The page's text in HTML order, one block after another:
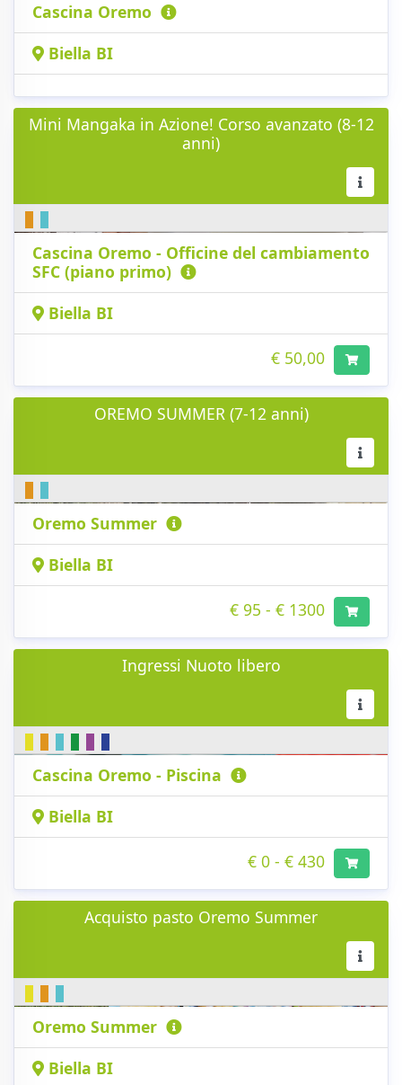
Cascina Oremo
Biella BI
Mini Mangaka in Azione! Corso avanzato (8-12
anni)
Cascina Oremo - Officine del cambiamento
SFC (piano primo)
Biella BI
€ 50,00
OREMO SUMMER (7-12 anni)
Oremo Summer
Biella BI
€ 95 - € 1300
Ingressi Nuoto libero
Cascina Oremo - Piscina
Biella BI
€ 0 - € 430
Acquisto pasto Oremo Summer
Oremo Summer
Biella BI